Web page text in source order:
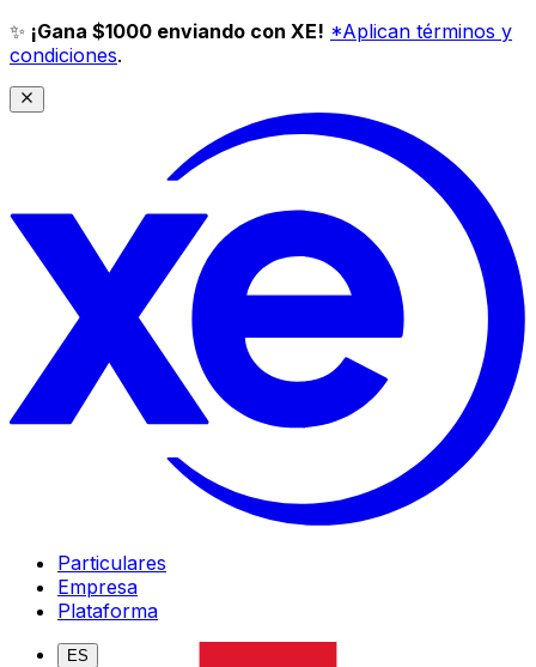
✨ ¡Gana $1000 enviando con XE! *Aplican términos y
condiciones.
Particulares
Empresa
Plataforma
ES